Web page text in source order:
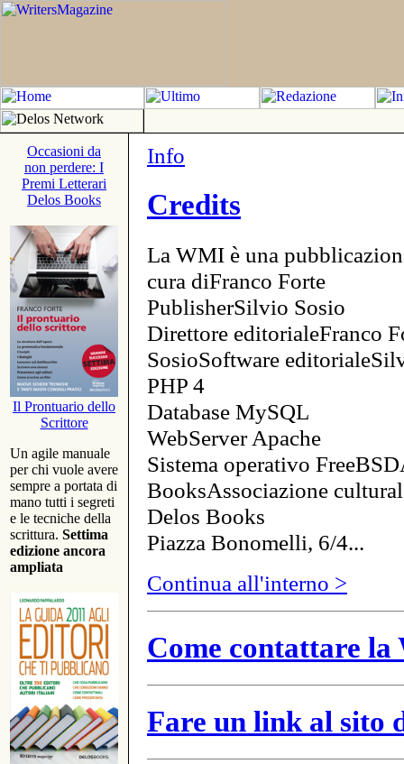
Occasioni da
non perdere: I
Premi Letterari
Delos Books
Il Prontuario dello
Scrittore
Un agile manuale
per chi vuole avere
sempre a portata di
mano tutti i segreti
e le tecniche della
scrittura. Settima
edizione ancora
ampliata
Info
Credits
La WMI è una
cura diFranco Forte
PublisherSilvio Sosio
Direttore editorialeFranco
SosioSoftware
PHP 4
Database MySQL
WebServer Apache
Sistema operativo
BooksAssociazione
Delos Books
Piazza Bonomelli, 6/4...
Continua all'interno >
Come contattare
Fare un link al sito